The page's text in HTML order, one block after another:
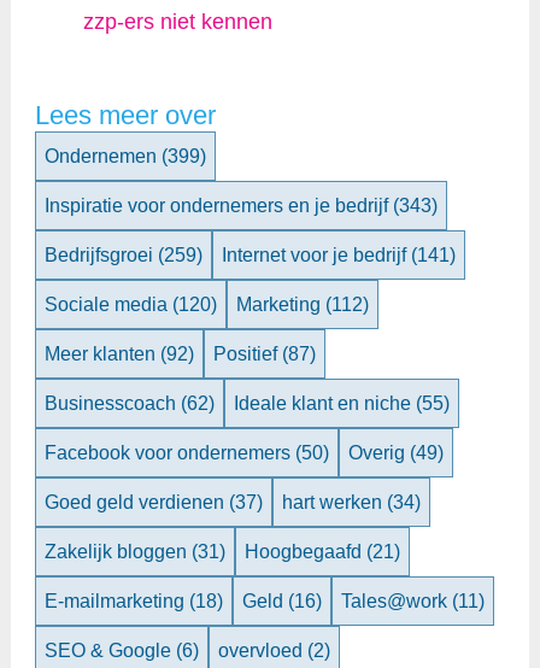
zzp-ers niet kennen
Lees meer over
Ondernemen (399)
Inspiratie voor ondernemers en je bedrijf (343)
Bedrijfsgroei (259) Internet voor je bedrijf (141)
Sociale media (120) Marketing (112)
Meer klanten (92) Positief (87)
Businesscoach (62) Ideale klant en niche (55)
Facebook voor ondernemers (50) Overig (49)
Goed geld verdienen (37) hart werken (34)
Zakelijk bloggen (31) Hoogbegaafd (21)
E-mailmarketing (18) Geld (16) Tales@work (11)
SEO & Google (6) overvloed (2)